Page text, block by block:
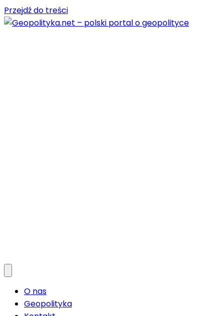
Przejdź do treści
O nas
Geopolityka